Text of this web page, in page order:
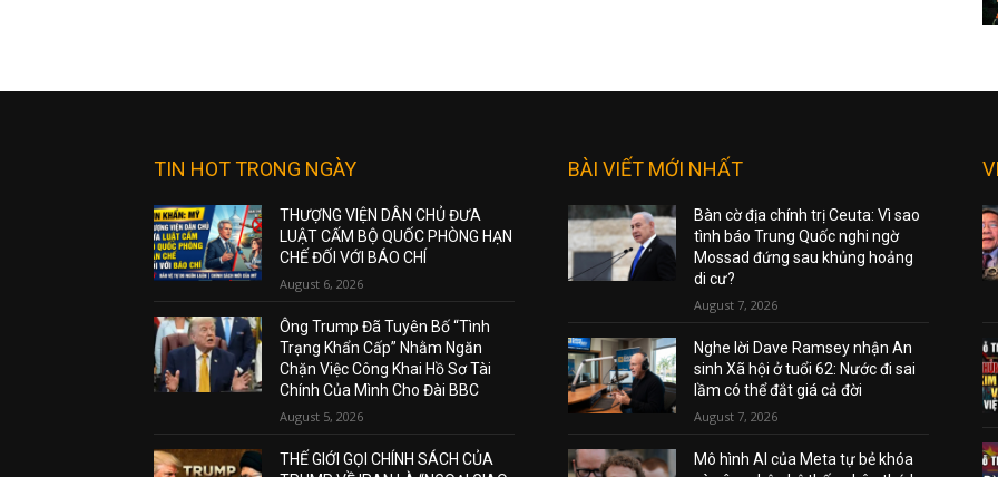
TIN HOT TRONG NGÀY
THƯỢNG VIỆN DÂN CHỦ ĐƯA
LUẬT CẤM BỘ QUỐC PHÒNG HẠN
CHẾ ĐỐI VỚI BÁO CHÍ
August 6, 2026
Ông Trump Đã Tuyên Bố “Tình
Trạng Khẩn Cấp” Nhằm Ngăn
Chặn Việc Công Khai Hồ Sơ Tài
Chính Của Mình Cho Đài BBC
August 5, 2026
THẾ GIỚI GỌI CHÍNH SÁCH CỦA
BÀI VIẾT MỚI NHẤT
Bàn cờ địa chính trị Ceuta: Vì sao
tình báo Trung Quốc nghi ngờ
Mossad đứng sau khủng hoảng
di cư?
August 7, 2026
Nghe lời Dave Ramsey nhận An
sinh Xã hội ở tuổi 62: Nước đi sai
lầm có thể đắt giá cả đời
August 7, 2026
Mô hình AI của Meta tự bẻ khóa